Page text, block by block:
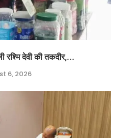
रश्मि देवी की तकदीर,...
6, 2026